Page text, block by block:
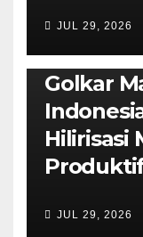
JUL 29, 2026
PENDIDIKAN &
Isi Materi
Golkar
Hilirisasi
JUL 29, 2026